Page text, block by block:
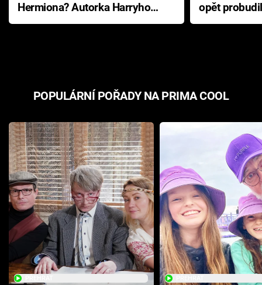
Hermiona? Autorka Harryho
Pottera přišla s ráznou
opět
přichází s
POPULÁRNÍ POŘADY NA PRIMA COOL